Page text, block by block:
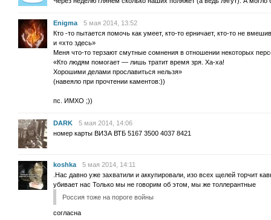
Enigma
5 мая 2014, 13:52
Кто -то пытается помочь как умеет, кто-то ерничает, кто-то не
и «хто здесь»
Меня что-то терзают смутные сомнения в отношении некоторых
«Кто людям помогает — лишь тратит время зря. Ха-ха!
Хорошими делами прославиться нельзя»
(навеяло при прочтении каментов:))
пс. ИМХО ;))
DARK
5 мая 2014, 14:06
номер карты ВИЗА ВТБ 5167 3500 4037 8421
koshka
5 мая 2014, 14:11
.Нас давно уже захватили и аккупировали, изо всех щелей торчит
убивает нас Только мы не говорим об этом, мы же толлерантные
Россия тоже на пороге войны
согласна